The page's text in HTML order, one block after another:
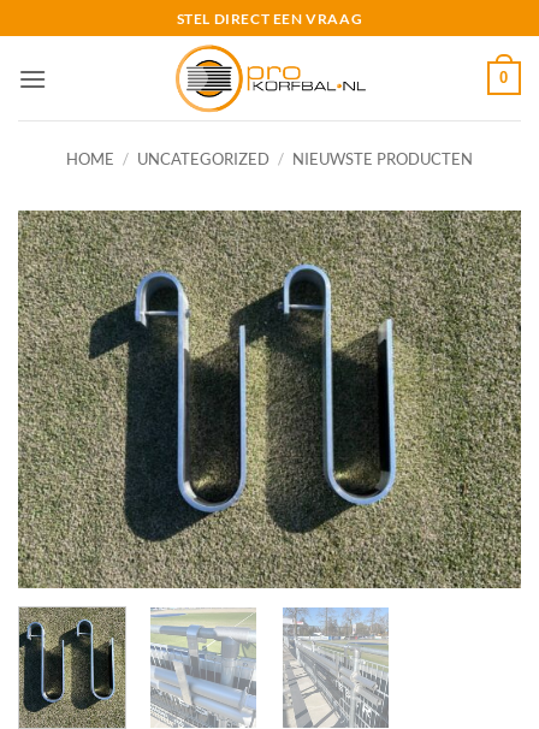
naar
inhoud
STEL DIRECT EEN VRAAG
0
HOME / UNCATEGORIZED / NIEUWSTE PRODUCTEN